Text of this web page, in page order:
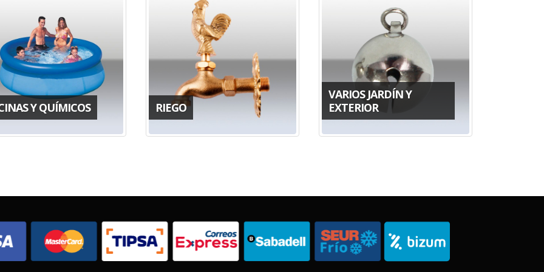
Y QUÍMICOS RIEGO
VARIOS JARDÍN Y
EXTERIOR